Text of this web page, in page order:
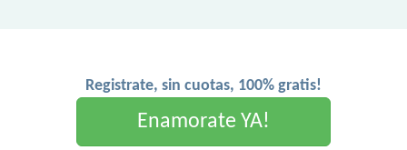
Registrate, sin cuotas, 100% gratis!
Enamorate YA!